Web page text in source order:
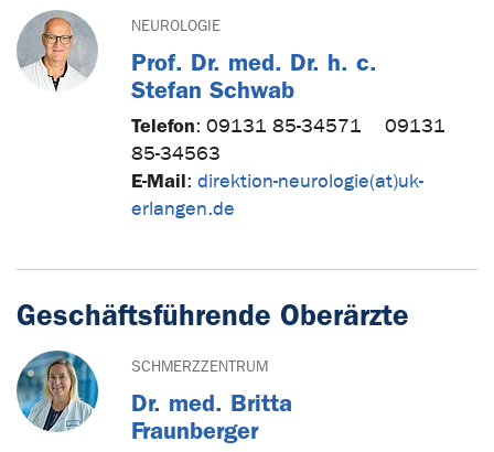
NEUROLOGIE
Prof. Dr. med. Dr. h. c.
Stefan Schwab
Telefon: 09131 85-34571
09131
85-34563
E-Mail: direktion-neurologie(at)uk-
erlangen.de
Geschäftsführende Oberärzte
SCHMERZZENTRUM
Dr. med. Britta
Fraunberger